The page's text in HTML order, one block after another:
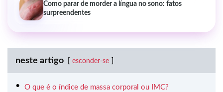
Como parar de morder a língua no sono: fatos
surpreendentes
neste artigo esconder-se
O que é o índice de massa corporal ou IMC?